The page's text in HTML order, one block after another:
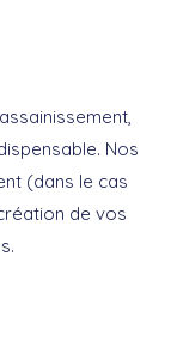
Nos
(dans le cas
de vos